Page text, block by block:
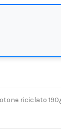
riciclato